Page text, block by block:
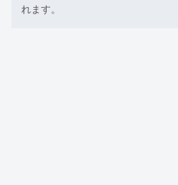
れます。